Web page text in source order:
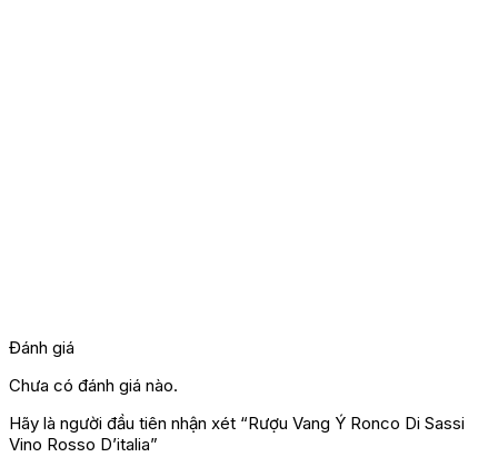
Đánh giá
Chưa có đánh giá nào.
Hãy là người đầu tiên nhận xét “Rượu Vang Ý Ronco Di Sassi
Vino Rosso D’italia”